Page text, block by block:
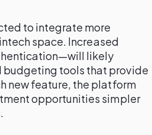
to integrate more
space. Increased
likely
tools that provide
new feature, the platform
opportunities simpler